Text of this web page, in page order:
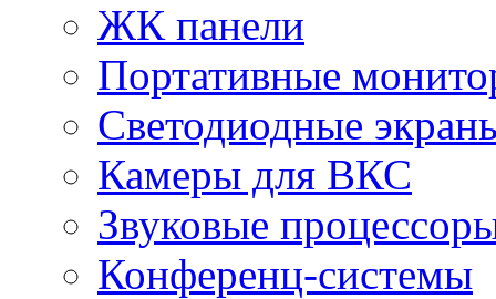
ЖК панели
Портативные
Светодиодные
Камеры для ВКС
Звуковые
Конференц-системы